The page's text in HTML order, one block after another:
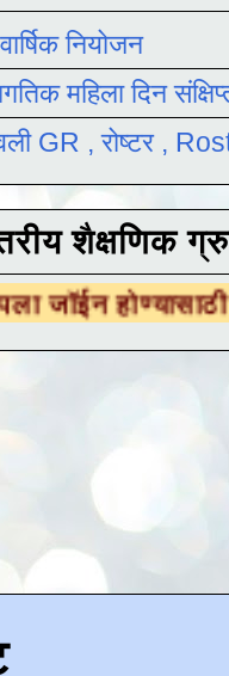
नियोजन
महिला दिन
GR , रोष्टर ,
शैक्षणिक
येथे क्लिक